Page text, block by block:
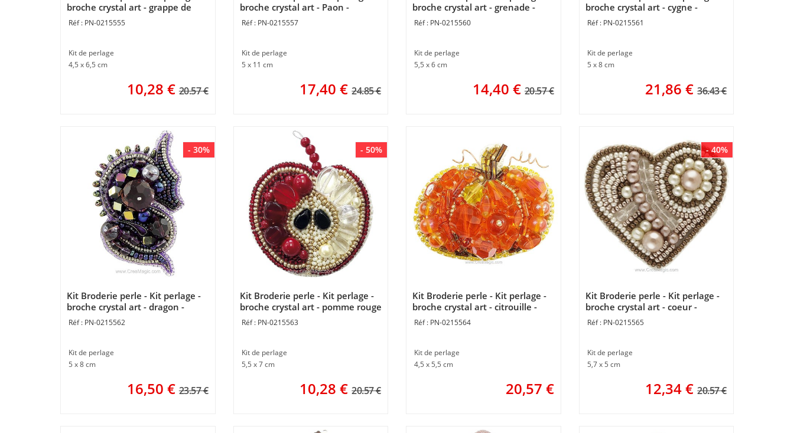
broche crystal art - grappe de
raisin - Momentos Magicos
PN-0215555
Kit de perlage
4,5 x 6,5 cm
10,28 € 20.57 €
broche crystal art - Paon -
Momentos Magicos
PN-0215557
Kit de perlage
5 x 11 cm
17,40 € 24.85 €
broche crystal art - grenade -
Momentos Magicos
PN-0215560
Kit de perlage
5,5 x 6 cm
14,40 € 20.57 €
broche crystal art - cygne -
Momentos Magicos
PN-0215561
Kit de perlage
5 x 8 cm
21,86 € 36.43 €
- 30%
Kit Broderie perle - Kit perlage -
broche crystal art - dragon -
Momentos Magicos
PN-0215562
Kit de perlage
5 x 8 cm
16,50 € 23.57 €
- 50%
Kit Broderie perle - Kit perlage -
broche crystal art - pomme rouge
- Momentos Magicos
PN-0215563
Kit de perlage
5,5 x 7 cm
10,28 € 20.57 €
Kit Broderie perle - Kit perlage -
broche crystal art - citrouille -
Momentos Magicos
PN-0215564
Kit de perlage
4,5 x 5,5 cm
20,57 €
- 40%
Kit Broderie perle - Kit perlage -
broche crystal art - coeur -
Momentos Magicos
PN-0215565
Kit de perlage
5,7 x 5 cm
12,34€ 20.57 €